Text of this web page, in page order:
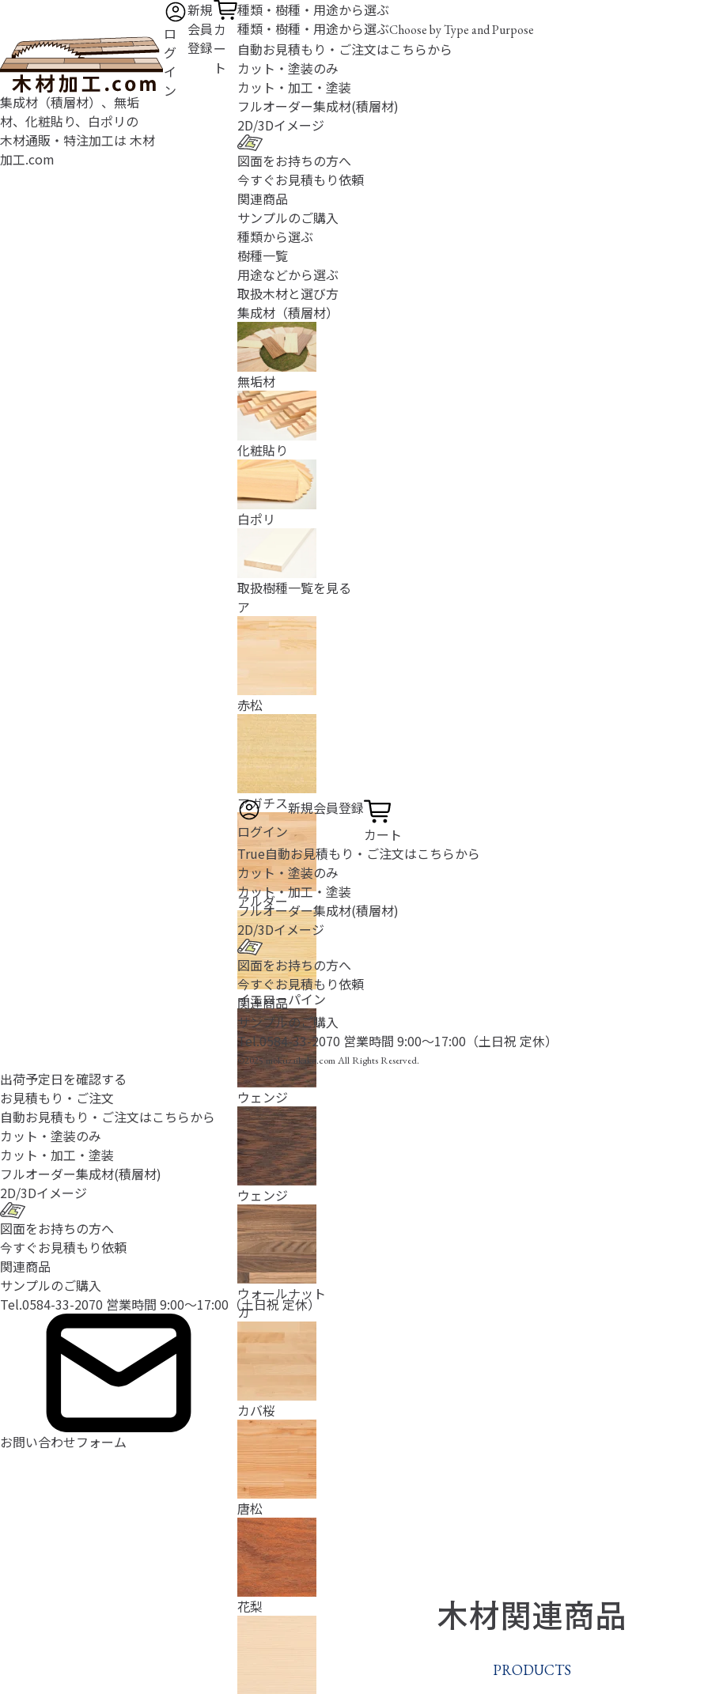
集成材（積層材）、無垢
材、化粧貼り、白ポリの
木材通販・特注加工は 木材
加工.com
ロ
グ
イ
ン
新規
会員
登録
カ
ー
ト
種類・樹種・用途から選ぶ
種類・樹種・用途から選ぶChoose by Type and Purpose
自動お見積もり・ご注文はこちらから
カット・塗装のみ
カット・加工・塗装
フルオーダー集成材(積層材)
2D/3Dイメージ
図面をお持ちの方へ
今すぐお見積もり依頼
関連商品
サンプルのご購入
種類から選ぶ
樹種一覧
用途などから選ぶ
取扱木材と選び方
集成材（積層材）
無垢材
化粧貼り
白ポリ
取扱樹種一覧を見る
ア
赤松
アガチス
アルダー
イエローパイン
ウェンジ
ウェンジ
ウォールナット
カ
カバ桜
唐松
花梨
ログイン
新規会員登録
カート
True自動お見積もり・ご注文はこちらから
カット・塗装のみ
カット・加工・塗装
フルオーダー集成材(積層材)
2D/3Dイメージ
図面をお持ちの方へ
今すぐお見積もり依頼
関連商品
サンプルのご購入
Tel.0584-33-2070 営業時間 9:00〜17:00（土日祝 定休）
©2025 mokuzaikako.com All Rights Reserved.
出荷予定日を確認する
お見積もり・ご注文
自動お見積もり・ご注文はこちらから
カット・塗装のみ
カット・加工・塗装
フルオーダー集成材(積層材)
2D/3Dイメージ
図面をお持ちの方へ
今すぐお見積もり依頼
関連商品
サンプルのご購入
Tel.0584-33-2070 営業時間 9:00〜17:00（土日祝 定休）
お問い合わせフォーム
木材関連商品
PRODUCTS